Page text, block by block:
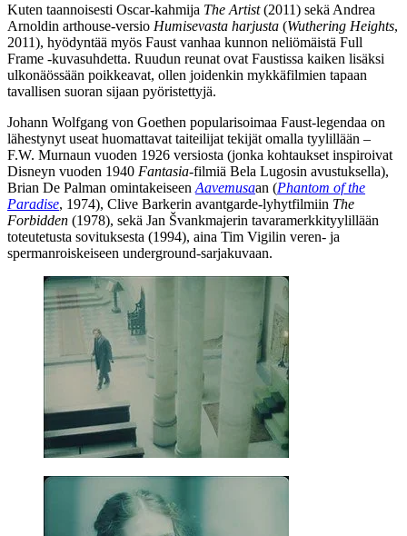
Kuten taannoisesti Oscar-kahmija The Artist(2011) sekä Andrea
Arnoldin arthouse-versio Humisevasta harjusta (Wuthering Heights,
2011), hyödyntää myös Faust vanhaa kunnon neliömäistä Full
Frame ‑kuvasuhdetta. Ruudun reunat ovat Faustissa kaiken lisäksi
ulkonäössään poikkeavat, ollen joidenkin mykkäfilmien tapaan
tavallisen suoran sijaan pyöristettyjä.
Johann Wolfgang von Goethen popularisoimaa Faust-legendaa on
lähestynyt useat huomattavat taiteilijat tekijät omalla tyylillään –
F.W. Murnaun vuoden 1926 versiosta (jonka kohtaukset inspiroivat
Disneyn vuoden 1940 Fantasia-filmiä Bela Lugosin avustuksella),
Brian De Palman omintakeiseen Aavemusaan (Phantom of the
Paradise, 1974), Clive Barkerin avantgarde-lyhytfilmiin The
Forbidden (1978), sekä Jan Švankmajerin tavaramerkkityylillään
toteutetusta sovituksesta (1994), aina Tim Vigilin veren‑ ja
spermanroiskeiseen underground-sarjakuvaan.